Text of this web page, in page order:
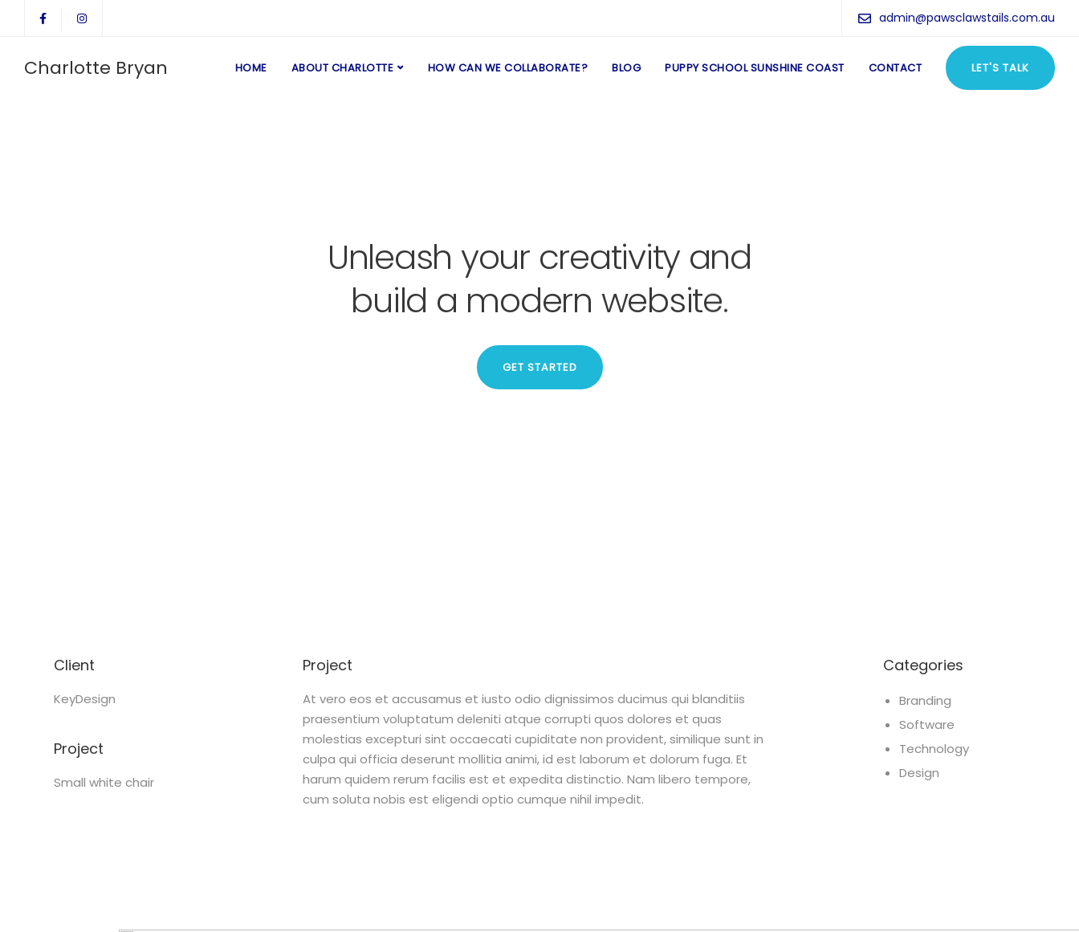
admin@pawsclawstails.com.au
Charlotte Bryan HOME ABOUT CHARLOTTE HOW CAN WE COLLABORATE? BLOG PUPPY SCHOOL SUNSHINE COAST CONTACT LET'S TALK
Unleash your creativity and
build a modern website.
GET STARTED
Client
KeyDesign
Project
Small white chair
Project
At vero eos et accusamus et iusto odio dignissimos ducimus qui blanditiis
praesentium voluptatum deleniti atque corrupti quos dolores et quas
molestias excepturi sint occaecati cupiditate non provident, similique sunt in
culpa qui officia deserunt mollitia animi, id est laborum et dolorum fuga. Et
harum quidem rerum facilis est et expedita distinctio. Nam libero tempore,
cum soluta nobis est eligendi optio cumque nihil impedit.
Categories
Branding
Software
Technology
Design